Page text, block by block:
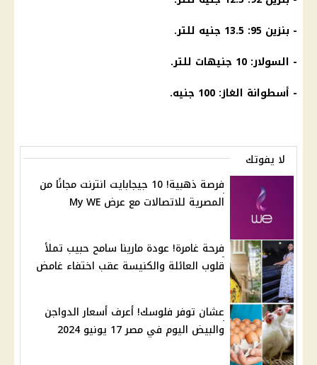
- بنزين 95: 13.5 جنيه للتر.
- السولار: 10 جنيهات للتر.
- أسطوانة الغاز: 100 جنيه.
لا يفوتك
فرصة ذهبية! 10 جيجابايت انترنت مجانًا من
المصرية للاتصالات مع عرض My WE
فرحة غامرة! عودة مارينا سامح حبيب تملأ
قلوب العائلة والكنيسة عقب اختفاء غامض
عشان توفر فلوسك! أعرف أسعار الدواجن
والبيض اليوم في مصر 17 يونيو 2024